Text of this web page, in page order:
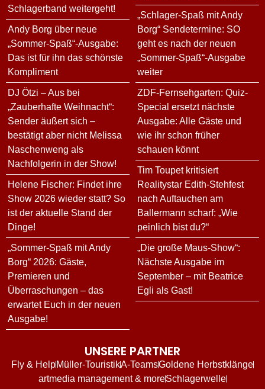
Schlagerband weitergeht!
Andy Borg über neue
„Sommer-Spaß“-Ausgabe:
Das ist für ihn das schönste
Kompliment
DJ Ötzi – Aus bei
„Zauberhafte Weihnacht“:
Sender äußert sich –
bestätigt aber nicht Melissa
Naschenweng als
Nachfolgerin in der Show!
Helene Fischer: Findet ihre
Show 2026 wieder statt? So
ist der aktuelle Stand der
Dinge!
„Sommer-Spaß mit Andy
Borg“ 2026: Gäste,
Premieren und
Überraschungen – das
erwartet Euch in der neuen
Ausgabe!
„Schlager-Spaß mit Andy
Borg“ Sendetermine: SO
geht es nach der neuen
„Sommer-Spaß“-Ausgabe
weiter
ZDF-Fernsehgarten: Quiz-
Special ersetzt nächste
Ausgabe: Alle Gäste und
wie ihr schon früher
schauen könnt
Tim Toupet kritisiert
Realitystar Edith-Stehfest
nach Auftauchen am
Ballermann scharf: „Wie
peinlich bist du?“
„Die große Maus-Show“:
Nächste Ausgabe im
September – mit Beatrice
Egli als Gast!
UNSERE PARTNER
Fly & HelpMüller-TouristikA-TeamsGoldene Herbstklänge
artmedia management & moreSchlagerwelle